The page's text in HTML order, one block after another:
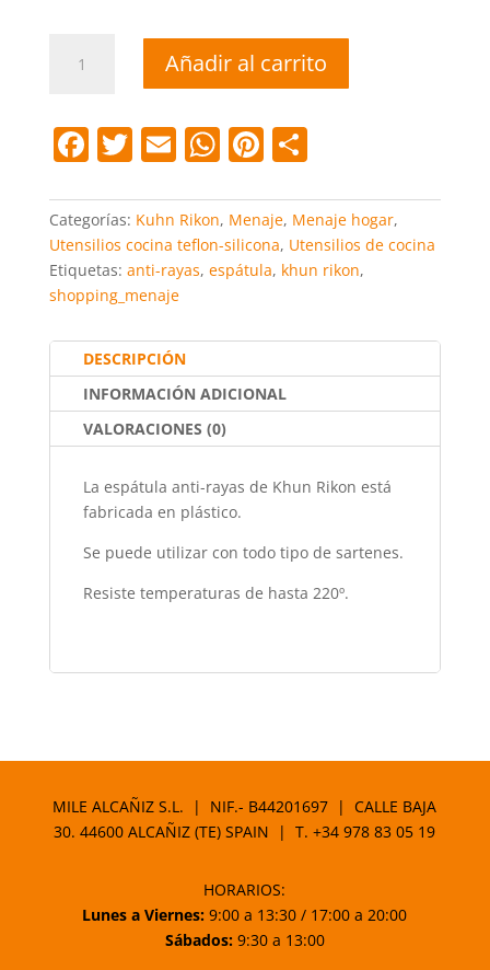
Añadir al carrito
F
c
e
b
o
o
k
T
itt
er
E
ai
l
W
at
s
A
p
Pi
er
e
st
C
m
p
ar
Categorías: Kuhn Rikon, Menaje, Menaje hogar,
Utensilios cocina teflon-silicona, Utensilios de cocina
Etiquetas: anti-rayas, espátula, khun rikon,
shopping_menaje
DESCRIPCIÓN
INFORMACIÓN ADICIONAL
VALORACIONES (0)
La espátula anti-rayas de Khun Rikon está
fabricada en plástico.
Se puede utilizar con todo tipo de sartenes.
Resiste temperaturas de hasta 220º.
MILE ALCAÑIZ S.L. | NIF.- B44201697 | CALLE BAJA
30. 44600 ALCAÑIZ (TE) SPAIN | T.+34 978 83 05 19
HORARIOS:
Lunes a Viernes: 9:00 a 13:30 / 17:00 a 20:00
Sábados:9:30 a 13:00